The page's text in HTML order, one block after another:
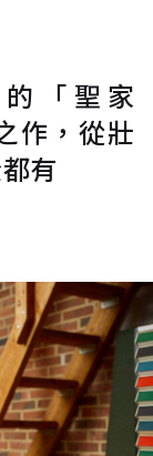
「聖家
作，從壯
有